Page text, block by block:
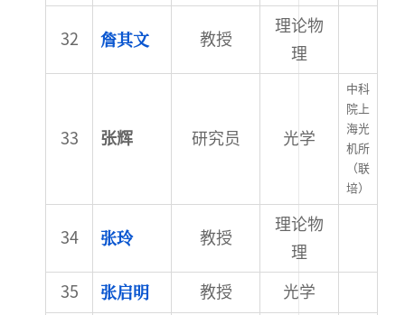
詹其文 教授
理论物
理
张辉 研究员 光学
中科
院上
海光
机所
（联
培）
张玲 教授
理论物
理
张启明 教授 光学